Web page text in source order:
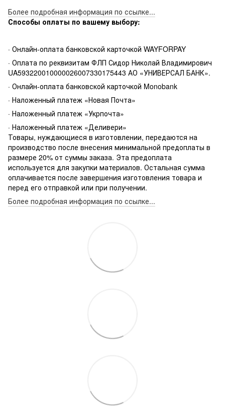
Более подробная информация по ссылке...
Способы оплаты по вашему выбору:
· Онлайн-оплата банковской карточкой WAYFORPAY
· Оплата по реквизитам ФЛП Сидор Николай Владимирович
UA593220010000026007330175443 АО «УНИВЕРСАЛ БАНК».
· Онлайн-оплата банковской карточкой Monobank
· Наложенный платеж «Новая Почта»
· Наложенный платеж «Укрпочта»
· Наложенный платеж «Деливери»
Товары, нуждающиеся в изготовлении, передаются на
производство после внесения минимальной предоплаты в
размере 20% от суммы заказа. Эта предоплата
используется для закупки материалов. Остальная сумма
оплачивается после завершения изготовления товара и
перед его отправкой или при получении.
Более подробная информация по ссылке...